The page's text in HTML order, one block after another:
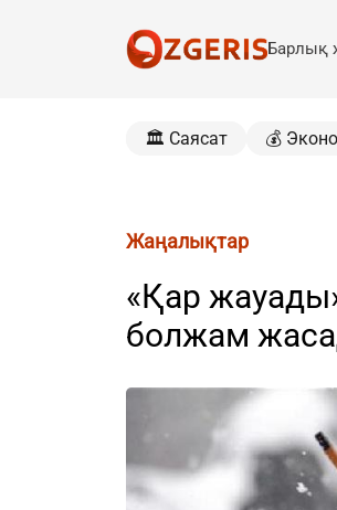
Барлық
🏛️ Саясат 💰
Жаңалықтар
«Қар
болжам